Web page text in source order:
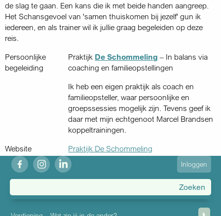
de slag te gaan. Een kans die ik met beide handen aangreep.
Het Schansgevoel van 'samen thuiskomen bij jezelf' gun ik
iedereen, en als trainer wil ik jullie graag begeleiden op deze
reis.
Persoonlijke
begeleiding
Praktijk De Schommeling – In balans via
coaching en familieopstellingen
Ik heb een eigen praktijk als coach en
familieopsteller, waar persoonlijke en
groepssessies mogelijk zijn. Tevens geef ik
daar met mijn echtgenoot Marcel Brandsen
koppeltrainingen.
Website
Praktijk De Schommeling
fb
ig in
User
account
menu
Inloggen